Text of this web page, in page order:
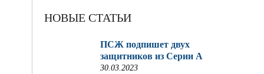
НОВЫЕ СТАТЬИ
ПСЖ подпишет двух
защитников из Серии A
30.03.2023